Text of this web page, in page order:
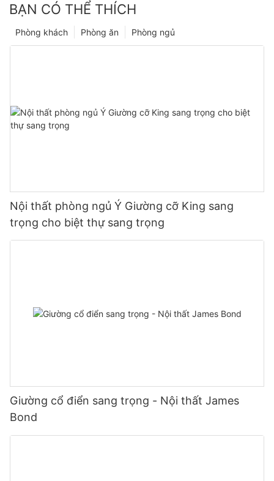
BẠN CÓ THỂ THÍCH
Phòng ngủ
Phòng ăn
Phòng khách
Nội thất phòng ngủ Ý Giường cỡ King sang
trọng cho biệt thự sang trọng
Giường cổ điển sang trọng - Nội thất James
Bond